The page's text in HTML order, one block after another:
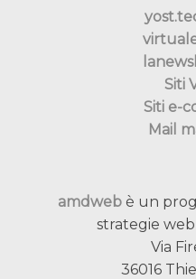
Siti
Siti e-
Mail
amdwebè un
strategie
Via
36016